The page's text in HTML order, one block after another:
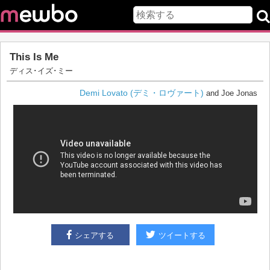
This Is Me
ディス･イズ･ミー
Demi Lovato (デミ・ロヴァート) and Joe Jonas
シェアする ツイートする